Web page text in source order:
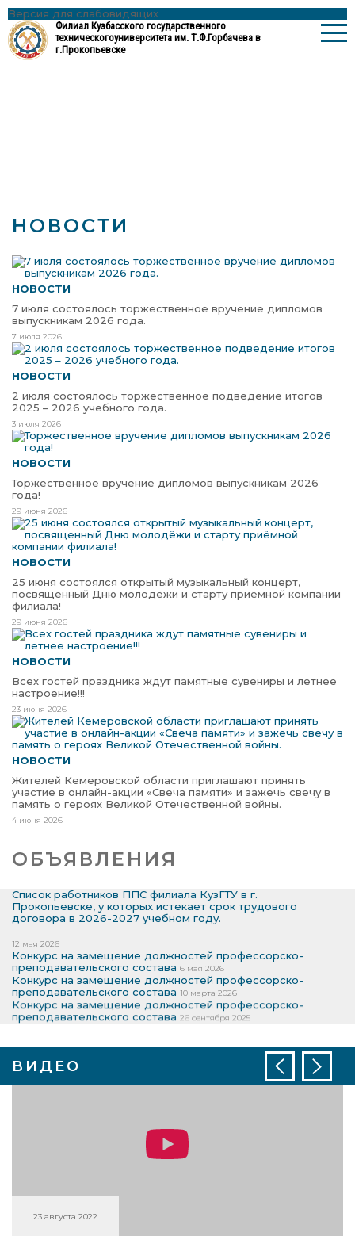
Версия для слабовидящих
Филиал Кузбасского государственного
техническогоуниверситета им. Т.Ф.Горбачева в
г.Прокопьевске
НОВОСТИ
НОВОСТИ
7 июля состоялось торжественное вручение дипломов
выпускникам 2026 года.
7 июля 2026
НОВОСТИ
2 июля состоялось торжественное подведение итогов
2025 – 2026 учебного года.
3 июля 2026
НОВОСТИ
Торжественное вручение дипломов выпускникам 2026
года!
29 июня 2026
НОВОСТИ
25 июня состоялся открытый музыкальный концерт,
посвященный Дню молодёжи и старту приёмной компании
филиала!
29 июня 2026
НОВОСТИ
Всех гостей праздника ждут памятные сувениры и летнее
настроение!!!
23 июня 2026
НОВОСТИ
Жителей Кемеровской области приглашают принять
участие в онлайн-акции «Свеча памяти» и зажечь свечу в
память о героях Великой Отечественной войны.
4 июня 2026
ОБЪЯВЛЕНИЯ
Список работников ППС филиала КузГТУ в г.
Прокопьевске, у которых истекает срок трудового
договора в 2026-2027 учебном году.
12 мая 2026
Конкурс на замещение должностей профессорско-
преподавательского состава 6 мая 2026
Конкурс на замещение должностей профессорско-
преподавательского состава 10 марта 2026
Конкурс на замещение должностей профессорско-
преподавательского состава 26 сентября 2025
ВИДЕО
23 августа 2022